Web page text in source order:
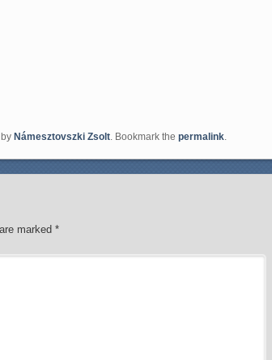
by Námesztovszki Zsolt . Bookmark the permalink
marked*